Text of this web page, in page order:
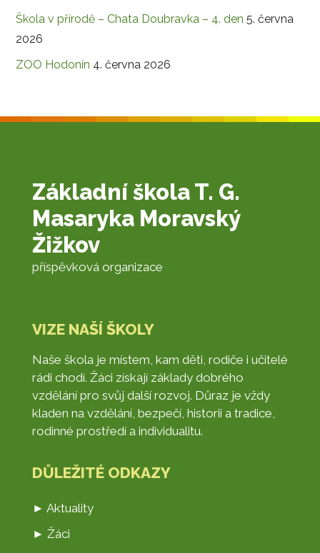
Škola v přírodě – Chata Doubravka – 4. den 5. června
2026
ZOO Hodonín 4. června 2026
Základní škola T. G.
Masaryka Moravský
Žižkov
příspěvková organizace
VIZE NAŠÍ ŠKOLY
Naše škola je místem, kam děti, rodiče i učitelé
rádi chodí. Žáci získají základy dobrého
vzdělání pro svůj další rozvoj. Důraz je vždy
kladen na vzdělání, bezpečí, historii a tradice,
rodinné prostředí a individualitu.
DŮLEŽITÉ ODKAZY
► Aktuality
► Žáci